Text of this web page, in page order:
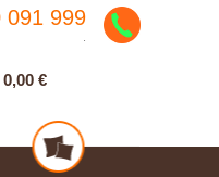
091 999
0,00 €